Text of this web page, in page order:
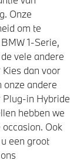
Onze
om te
1-Serie,
vele andere
dan voor
onze andere
Plug-in Hybride
hebben we
Ook
een groot